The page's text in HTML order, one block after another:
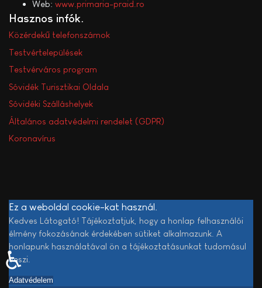
Web: www.primaria-praid.ro
Hasznos infók
Közérdekű telefonszámok
Testvértelepülések
Testvérváros program
Sóvidék Turisztikai Oldala
Sóvidéki Szálláshelyek
Általános adatvédelmi rendelet (GDPR)
Koronavírus
Ez a weboldal cookie-kat használ.
Kedves Látogató! Tájékoztatjuk, hogy a honlap felhasználói
élmény fokozásának érdekében sütiket alkalmazunk. A
honlapunk használatával ön a tájékoztatásunkat tudomásul
veszi.
Adatvédelem